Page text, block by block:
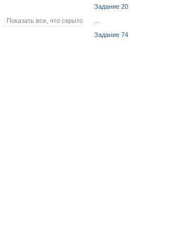
Задание 20
Показать все, что скрыто
Задание 74